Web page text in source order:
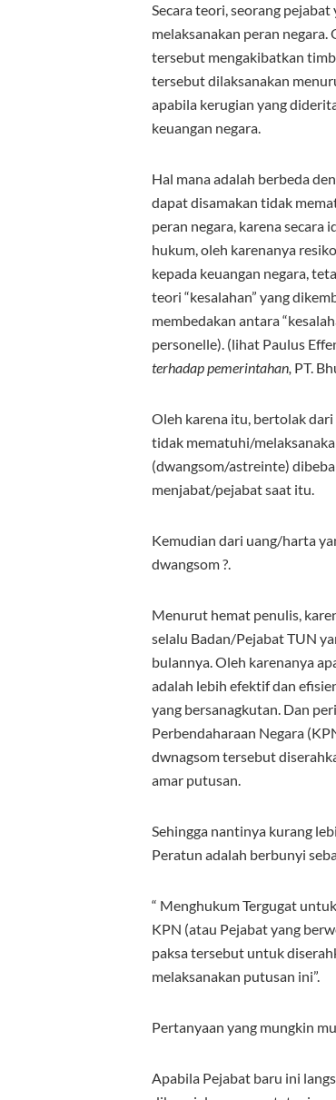
Secara teori, seorang
melaksanakan peran
tersebut mengakibatkan
tersebut dilaksanakan
apabila kerugian yang
keuangan negara.
Hal mana adalah berbeda
dapat disamakan tidak
peran negara, karena secara
hukum, oleh karenanya
kepada keuangan negara,
teori “kesalahan” yang
membedakan antara
personelle). (lihat Paulus
terhadap pemerintahan, PT.
Oleh karena itu, bertolak
tidak mematuhi/
(dwangsom/astreinte)
menjabat/pejabat saat itu.
Kemudian dari uang/harta
dwangsom ?.
Menurut hemat penulis,
selalu Badan/Pejabat TUN
bulannya. Oleh karenanya
adalah lebih efektif dan
yang bersanagkutan. Dan
Perbendaharaan Negara
dwnagsom tersebut
amar putusan.
Sehingga nantinya kurang
Peratun adalah berbunyi
“ Menghukum Tergugat
KPN (atau Pejabat yang
paksa tersebut untuk
melaksanakan putusan ini”.
Pertanyaan yang mungkin
Apabila Pejabat baru ini